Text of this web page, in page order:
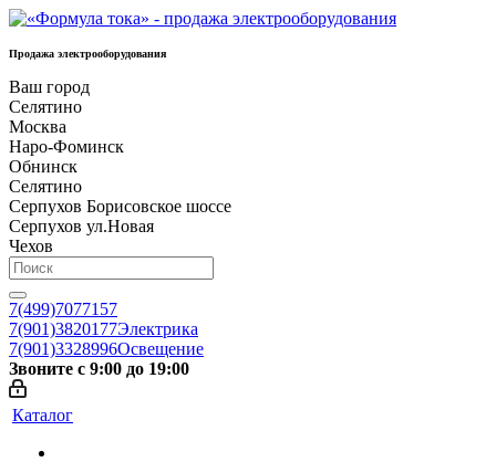
Продажа электрооборудования
Ваш город
Селятино
Москва
Наро-Фоминск
Обнинск
Селятино
Серпухов Борисовское шоссе
Серпухов ул.Новая
Чехов
7(499)7077157
7(901)3820177Электрика
7(901)3328996Освещение
Звоните с 9:00 до 19:00
Каталог